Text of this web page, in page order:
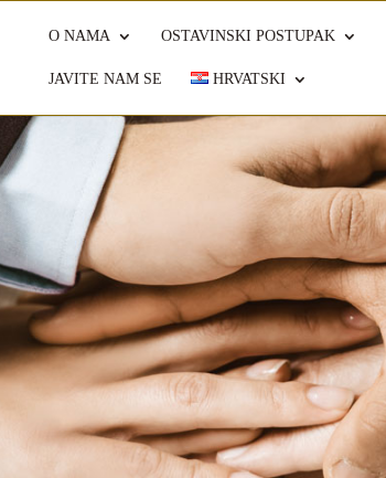
O NAMA OSTAVINSKI POSTUPAK
JAVITE NAM SE HRVATSKI